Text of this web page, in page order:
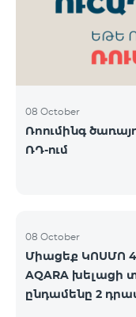
08 October
Ռոումինգ
ՌԴ-ում
08 October
Միացեք ԿՈՍՄՈ
AQARA խելացի
ընդամենը 2